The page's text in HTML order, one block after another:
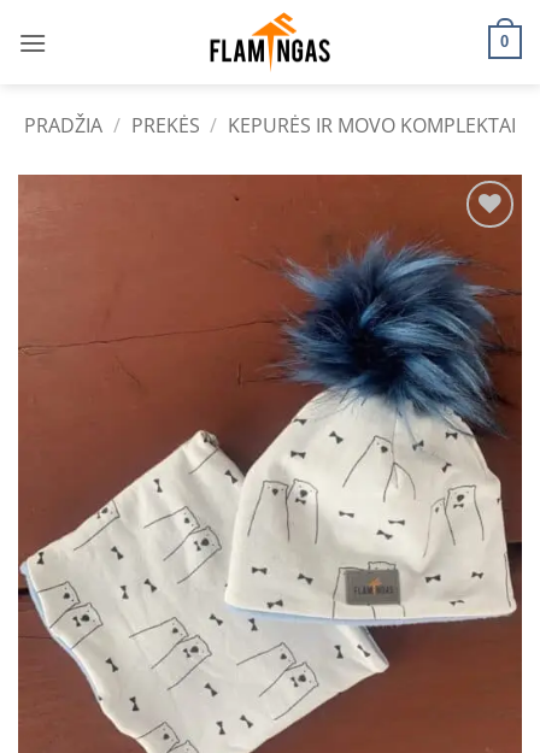
0
PRADŽIA / PREKĖS / KEPURĖS IR MOVO KOMPLEKTAI
Add to
wishlist